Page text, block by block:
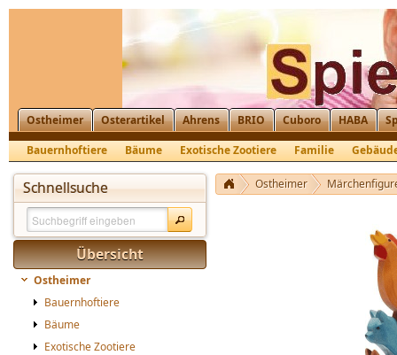
Ostheimer Osterartikel Ahrens BRIO Cuboro HABA
Bauernhoftiere
Bäume Exotische Zootiere Familie
Schnellsuche
Übersicht
Ostheimer
Bauernhoftiere
Bäume
Exotische Zootiere
Ostheimer